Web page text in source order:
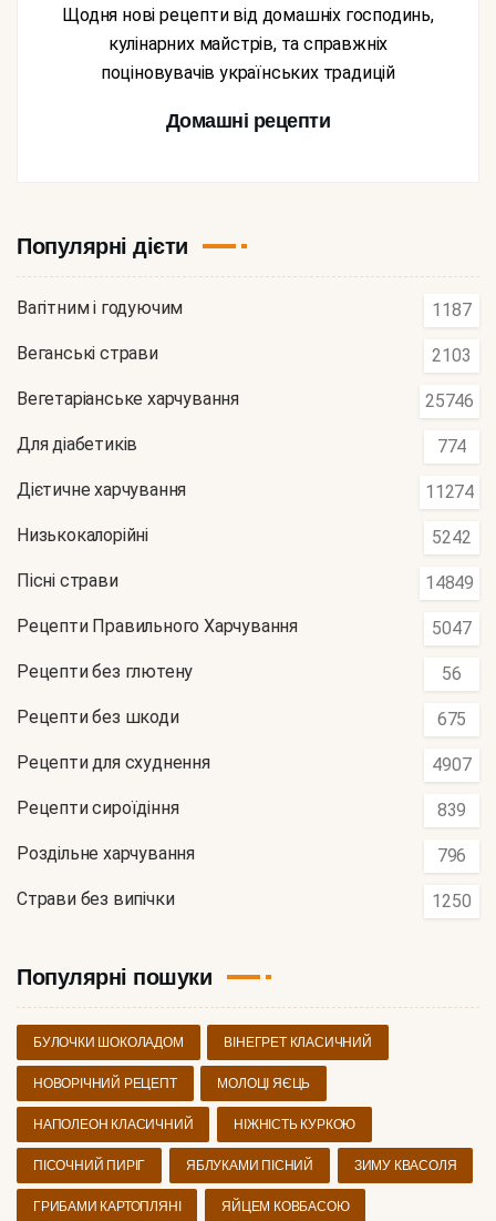
Щодня нові рецепти від домашніх господинь,
кулінарних майстрів, та справжніх
поціновувачів українських традицій
Домашні рецепти
Популярні дієти
Вагітним і годуючим 1187
Веганські страви 2103
Вегетаріанське харчування 25746
Для діабетиків 774
Дієтичне харчування 11274
Низькокалорійні 5242
Пісні страви 14849
Рецепти Правильного Харчування 5047
Рецепти без глютену 56
Рецепти без шкоди 675
Рецепти для схуднення 4907
Рецепти сироїдіння 839
Роздільне харчування 796
Страви без випічки 1250
Популярні пошуки
БУЛОЧКИ ШОКОЛАДОМ ВІНЕГРЕТ КЛАСИЧНИЙ
НОВОРІЧНИЙ РЕЦЕПТ МОЛОЦІ ЯЄЦЬ
НАПОЛЕОН КЛАСИЧНИЙ НІЖНІСТЬ КУРКОЮ
ПІСОЧНИЙ ПИРІГ ЯБЛУКАМИ ПІСНИЙ ЗИМУ КВАСОЛЯ
ГРИБАМИ КАРТОПЛЯНІ ЯЙЦЕМ КОВБАСОЮ